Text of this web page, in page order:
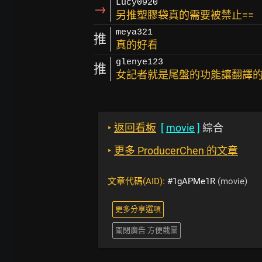
→ Lucy0920
另推塑膠袋真的需要被禁止==
推 meya321
真的好看
推 glenye123
女記者就是尾盤的功能讓翻譯
‣ 返回看板 [ movie ] 綜合
‣ 更多 ProducerChen 的文章
文章代碼(AID): #1gAPMe1R (movie)
更多分享選項
關閉廣告 方便截圖